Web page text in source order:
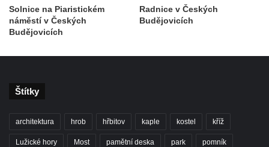
Solnice na Piaristickém
náměstí v Českých
Budějovicích
Radnice v Českých
Budějovicích
Štítky
architektura hrob hřbitov kaple kostel kříž
Lužické hory Most pamětní deska park pomník